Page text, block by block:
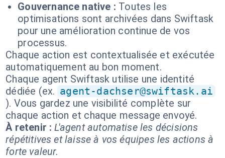
Gouvernance native : Toutes les
optimisations sont archivées dans Swiftask
pour une amélioration continue de vos
processus.
Chaque action est contextualisée et exécutée
automatiquement au bon moment.
Chaque agent Swiftask utilise une identité
dédiée (ex. agent-dachser@swiftask.ai
). Vous gardez une visibilité complète sur
chaque action et chaque message envoyé.
À retenir : L'agent automatise les décisions
répétitives et laisse à vos équipes les actions à
forte valeur.